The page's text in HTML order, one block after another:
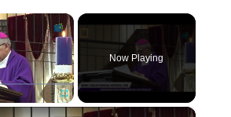
×
Fullscreen
Now Playing
×